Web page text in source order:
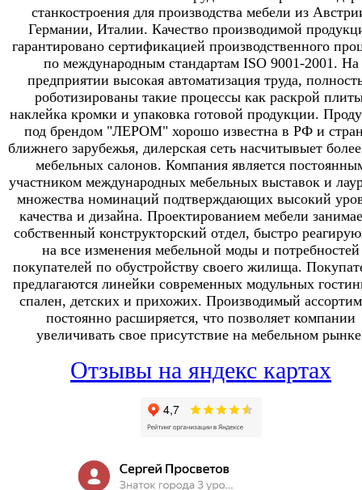
станкостроения для производства мебели из
Германии, Италии. Качество производимой
гарантировано сертификацией производственного
по международным стандартам ISO 9001-2001. На
предприятии высокая автоматизация труда,
роботизированы такие процессы как раскрой
наклейка кромки и упаковка готовой продукции.
под брендом "ЛЕРОМ" хорошо известна в РФ и
ближнего зарубежья, дилерская сеть насчитывыет
мебельных салонов. Компания является
участником международных мебельных выставок и
множества номинаций подтверждающих высокий
качества и дизайна. Проектированием мебели
собственный конструкторский отдел, быстро
на все изменения мебельной моды и потребностей
покупателей по обустройству своего жилища.
предлагаются линейки современных модульных
спален, детских и прихожих. Производимый
постоянно расширяется, что позволяет компании
увеличивать свое присутствие на мебельном
Отзывы на яндекс картах